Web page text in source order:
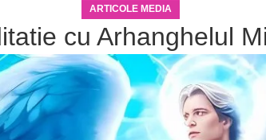
ARTICOLE MEDIA
cu Arhanghelul